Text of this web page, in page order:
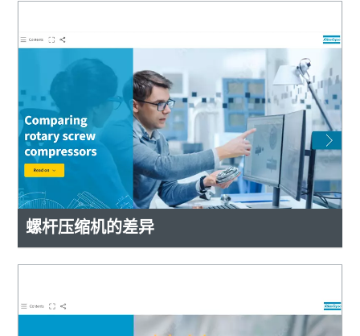
螺杆压缩机的差异